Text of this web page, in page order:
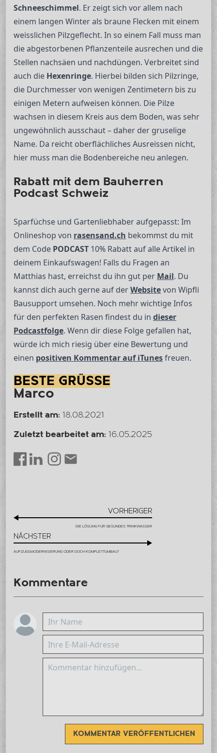
Schneeschimmel. Er zeigt sich vor allem nach
einem langen Winter als braune Flecken mit einem
weisslichen Pilzgeflecht. In so einem Fall muss man
die abgestorbenen Pflanzenteile ausrechen und die
Stellen nachsäen und nachdüngen. Verbreitet sind
auch die Hexenringe. Hierbei bilden sich Pilzringe,
die Durchmesser von wenigen Zentimetern bis zu
einigen Metern aufweisen können. Die Pilze
wachsen in diesem Kreis aus dem Boden, was sehr
ungewöhnlich ausschaut – daher der gruselige
Name. Da reicht oberflächliches Ausreissen nicht,
hier muss man die Bodenbereiche neu anlegen.
Rabatt mit dem Bauherren
Podcast Schweiz
Sparfüchse und Gartenliebhaber aufgepasst: Im
Onlineshop von rasensand.ch bekommst du mit
dem Code PODCAST 10% Rabatt auf alle Artikel in
deinem Einkaufswagen! Falls du Fragen an
Matthias hast, erreichst du ihn gut per Mail. Du
kannst dich auch gerne auf derWebsitevon Wipfli
Bausupport umsehen. Noch mehr wichtige Infos
für den perfekten Rasen findest du in dieser
Podcastfolge. Wenn dir diese Folge gefallen hat,
würde ich mich riesig über eine Bewertung und
einen positiven Kommentar auf iTunesfreuen.
BESTE GRÜSSE
Marco
Erstellt am: 18.08.2021
Zuletzt bearbeitet am: 16.05.2025
Facebook
LinkedInInstagramEnvelope
VORHERIGER
DIE LÖSUNG FÜR GESUNDES TRINKWASSER
NÄCHSTER
AUFZUGSMODERNISIERUNG ODER DOCH KOMPLETTUMBAU?
Kommentare
KOMMENTAR VERÖFFENTLICHEN